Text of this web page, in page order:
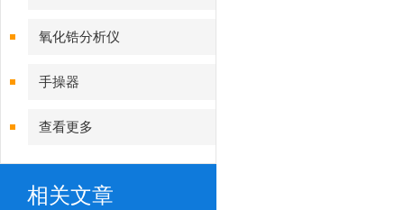
氧化锆分析仪
手操器
查看更多
相关文章